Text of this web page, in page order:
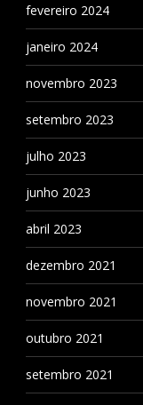
fevereiro 2024
janeiro 2024
novembro 2023
setembro 2023
julho 2023
junho 2023
abril 2023
dezembro 2021
novembro 2021
outubro 2021
setembro 2021